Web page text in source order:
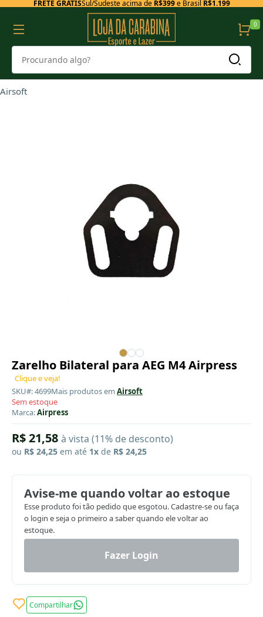
FRETE GRÁTISSul/Sudeste acima de R$399e Brasil R$1.199
0
Airsoft
Zarelho Bilateral para AEG M4 Airpress
Clique e veja!
SKU#: 4699Mais produtos em Airsoft
Sem estoque
Marca:Airpress
R$ 21,58 à vista (11% de desconto)
ou R$ 24,25 em até 1x de R$ 24,25
Avise-me quando voltar ao estoque
Esse produto foi tão pedido que esgotou. Cadastre-se ou faça
o login e seja o primeiro a saber quando ele voltar ao
estoque.
Fazer Login
Compartilhar